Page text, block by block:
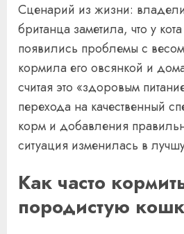
Сценарий из жизни:
британца заметила, что у
появились проблемы с
кормила его овсянкой и
считая это «здоровым
перехода на качественный
корм и добавления
ситуация изменилась в
Как часто
породистую